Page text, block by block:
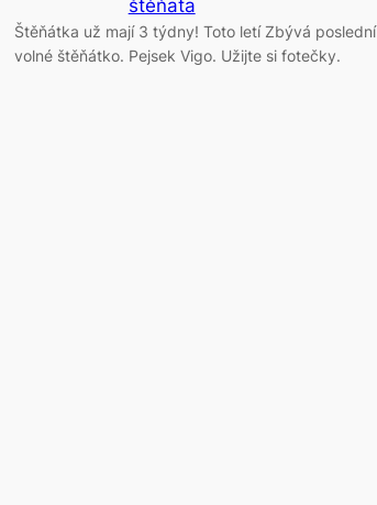
štěňata
Štěňátka už mají 3 týdny! Toto letí Zbývá poslední
volné štěňátko. Pejsek Vigo. Užijte si fotečky.